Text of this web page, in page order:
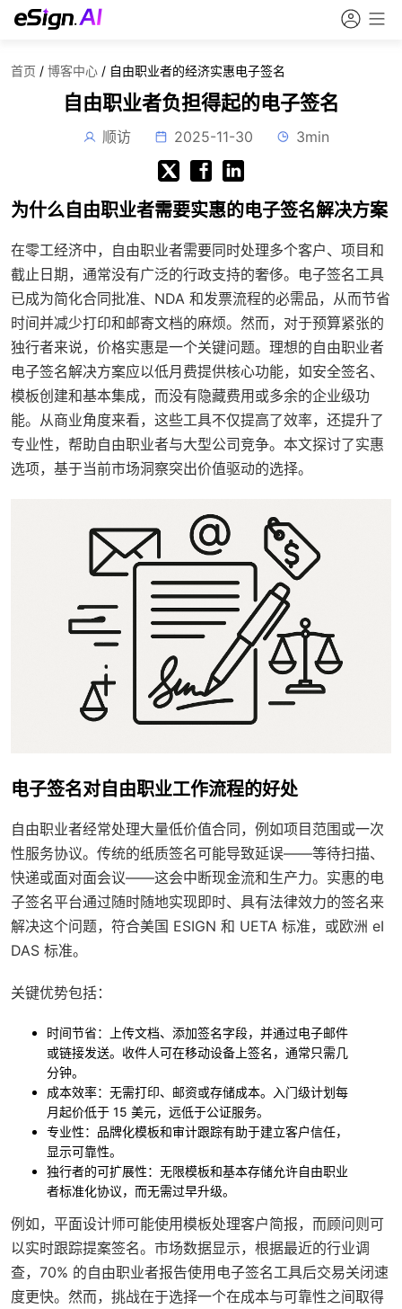
首页 / 博客中心 / 自由职业者的经济实惠电子签名
自由职业者负担得起的电子签名
顺访 2025-11-30 3min
为什么自由职业者需要实惠的电子签名解决方案
在零工经济中，自由职业者需要同时处理多个客户、项目和
截止日期，通常没有广泛的行政支持的奢侈。电子签名工具
已成为简化合同批准、NDA 和发票流程的必需品，从而节省
时间并减少打印和邮寄文档的麻烦。然而，对于预算紧张的
独行者来说，价格实惠是一个关键问题。理想的自由职业者
电子签名解决方案应以低月费提供核心功能，如安全签名、
模板创建和基本集成，而没有隐藏费用或多余的企业级功
能。从商业角度来看，这些工具不仅提高了效率，还提升了
专业性，帮助自由职业者与大型公司竞争。本文探讨了实惠
选项，基于当前市场洞察突出价值驱动的选择。
电子签名对自由职业工作流程的好处
自由职业者经常处理大量低价值合同，例如项目范围或一次
性服务协议。传统的纸质签名可能导致延误——等待扫描、
快递或面对面会议——这会中断现金流和生产力。实惠的电
子签名平台通过随时随地实现即时、具有法律效力的签名来
解决这个问题，符合美国 ESIGN 和 UETA 标准，或欧洲 eI
DAS 标准。
关键优势包括：
时间节省：上传文档、添加签名字段，并通过电子邮件
或链接发送。收件人可在移动设备上签名，通常只需几
分钟。
成本效率：无需打印、邮资或存储成本。入门级计划每
月起价低于 15 美元，远低于公证服务。
专业性：品牌化模板和审计跟踪有助于建立客户信任，
显示可靠性。
独行者的可扩展性：无限模板和基本存储允许自由职业
者标准化协议，而无需过早升级。
例如，平面设计师可能使用模板处理客户简报，而顾问则可
以实时跟踪提案签名。市场数据显示，根据最近的行业调
查，70% 的自由职业者报告使用电子签名工具后交易关闭速
度更快。然而，挑战在于选择一个在成本与可靠性之间取得